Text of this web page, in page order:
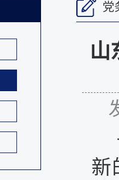
党
山
新